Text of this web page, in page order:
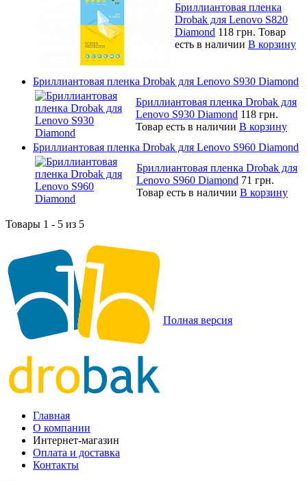
Бриллиантовая пленка
Drobak для Lenovo S820
Diamond 118 грн. Товар
есть в наличии В корзину
Бриллиантовая пленка Drobak для Lenovo S930 Diamond
Бриллиантовая пленка Drobak для
Lenovo S930 Diamond 118 грн.
Товар есть в наличии В корзину
Бриллиантовая пленка Drobak для Lenovo S960 Diamond
Бриллиантовая пленка Drobak для
Lenovo S960 Diamond 71 грн.
Товар есть в наличии В корзину
Товары 1 - 5 из 5
Полная версия
Главная
О компании
Интернет-магазин
Оплата и доставка
Контакты